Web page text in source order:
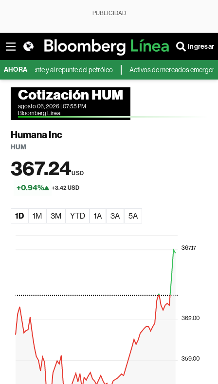
PUBLICIDAD
Ingresar
AHORAy al repunte del petróleo Activos de mercados emergentes caen
Cotización HUM
agosto 06, 2026 | 07:55 PM
Bloomberg Línea
Humana Inc
HUM
367.24USD
+0.94% +3.42 USD
1D 1M 3M YTD 1A 3A 5A
359.00
362.00
367.17